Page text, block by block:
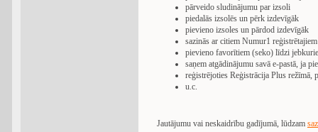
pārveido sludinājumu par izsoli
piedalās izsolēs un pērk izdevīgāk
pievieno izsoles un pārdod izdevīgāk
sazinās ar citiem Numur1
pievieno favorītiem (seko) līdzi
saņem atgādinājumu savā e-pastā, ja
reģistrējoties Reģistrācija Plus režīmā,
u.c.
Jautājumu vai neskaidrību gadījumā, lūdzam